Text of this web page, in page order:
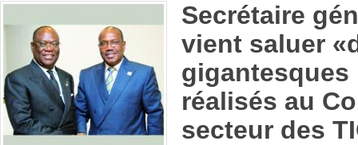
Secrétaire
vient saluer
gigantesques
réalisés au
secteur des